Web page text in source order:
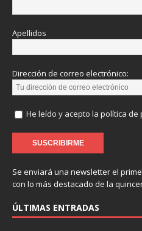
Apellidos
Dirección de correo electrónico:
He leído y acepto la política de
Se enviará una newsletter el
con lo más destacado de la
ÚLTIMAS ENTRADAS